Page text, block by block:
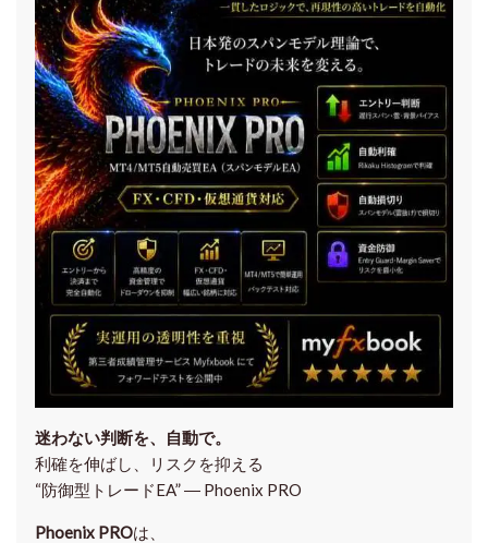
迷わない判断を、自動で。
利確を伸ばし、リスクを抑える
“防御型トレードEA” ― Phoenix PRO
Phoenix PROは、